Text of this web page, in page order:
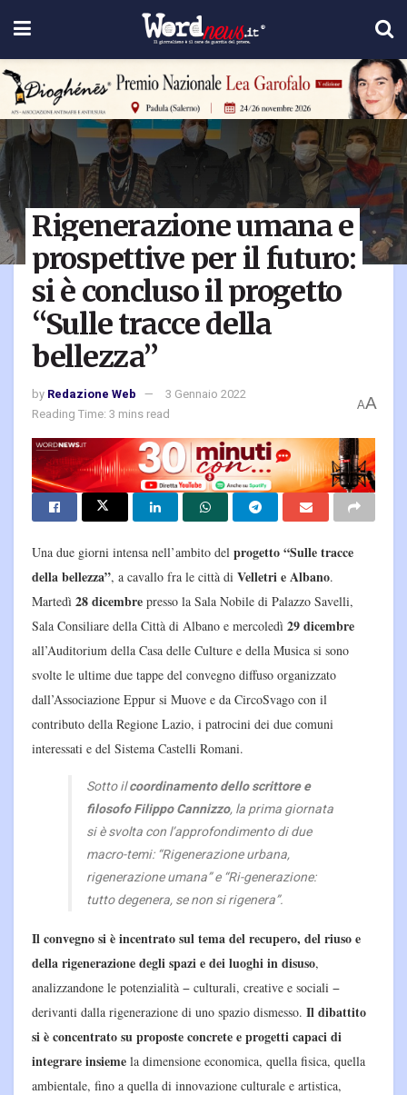
Rigenerazione umana e
prospettive per il futuro:
si è concluso il progetto
“Sulle tracce della
bellezza”
by Redazione Web
3 Gennaio 2022
Reading Time: 3 mins read
AA
Una due giorni intensa nell’ambito del progetto “Sulle tracce
della bellezza”, a cavallo fra le città di Velletri e Albano.
Martedì 28 dicembre presso la Sala Nobile di Palazzo Savelli,
Sala Consiliare della Città di Albano e mercoledì 29 dicembre
all’Auditorium della Casa delle Culture e della Musica si sono
svolte le ultime due tappe del convegno diffuso organizzato
dall’Associazione Eppur si Muove e da CircoSvago con il
contributo della Regione Lazio, i patrocini dei due comuni
interessati e del Sistema Castelli Romani.
Sotto ilcoordinamento dello scrittore e
filosofo Filippo Cannizzo, la prima giornata
si è svolta con l’approfondimento di due
macro-temi: “Rigenerazione urbana,
rigenerazione umana” e “Ri-generazione:
tutto degenera, se non si rigenera”.
Il convegno si è incentrato sul tema del recupero, del riuso e
della rigenerazione degli spazi e dei luoghi in disuso,
analizzandone le potenzialità − culturali, creative e sociali −
derivanti dalla rigenerazione di uno spazio dismesso. Il dibattito
si è concentrato su proposte concrete e progetti capaci di
integrare insieme la dimensione economica, quella fisica, quella
ambientale, fino a quella di innovazione culturale e artistica,